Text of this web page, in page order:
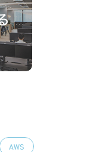
AWS